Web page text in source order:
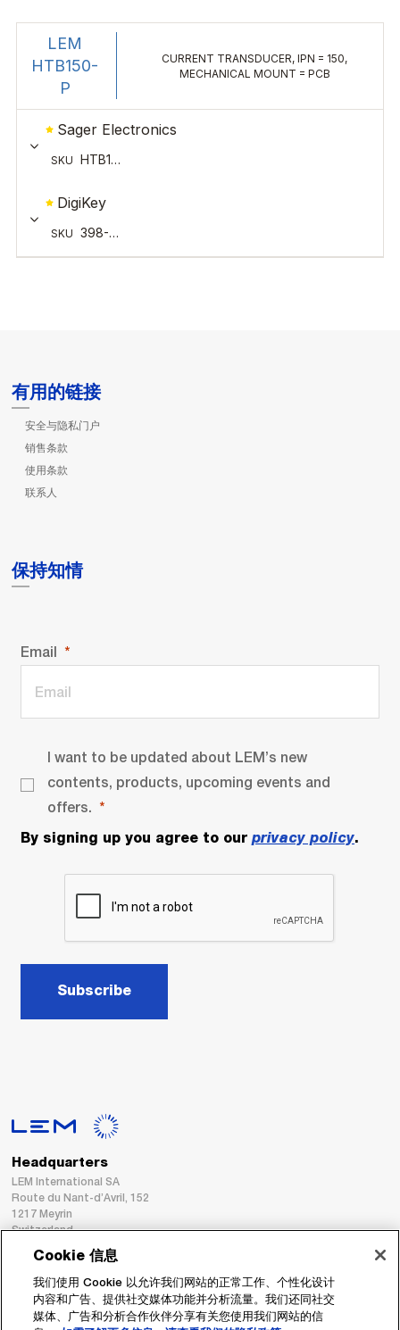
有用的链接
安全与隐私门户
销售条款
使用条款
联系人
保持知情
Email
I want to be updated about LEM’s new
contents, products, upcoming events and
offers.
By signing up you agree to our privacy policy.
Subscribe
Headquarters
LEM International SA
Route du Nant-d’Avril, 152
1217 Meyrin
Switzerland
Fax : +41 22 794 94 78
Cookie 信息
我们使用 Cookie 以允许我们网站的正常工作、个性化设计
内容和广告、提供社交媒体功能并分析流量。我们还同社交
媒体、广告和分析合作伙伴分享有关您使用我们网站的信